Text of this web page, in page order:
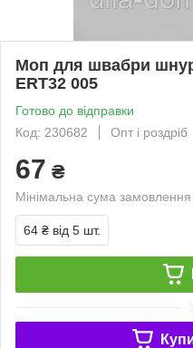
Моп для швабри
ERT32 005
Готово до відправки
Код: 230682
Опт і роздріб
67 ₴
Мінімальна сума
64 ₴ від 5 шт.